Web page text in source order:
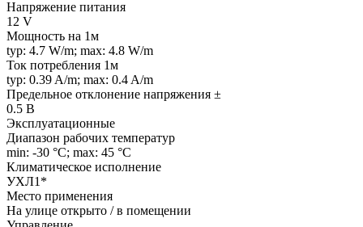
Напряжение питания
12 V
Мощность на 1м
typ: 4.7 W/m; max: 4.8 W/m
Ток потребления 1м
typ: 0.39 A/m; max: 0.4 A/m
Предельное отклонение напряжения ±
0.5 В
Эксплуатационные
Диапазон рабочих температур
min: -30 °C; max: 45 °C
Климатическое исполнение
УХЛ1*
Место применения
На улице открыто / в помещении